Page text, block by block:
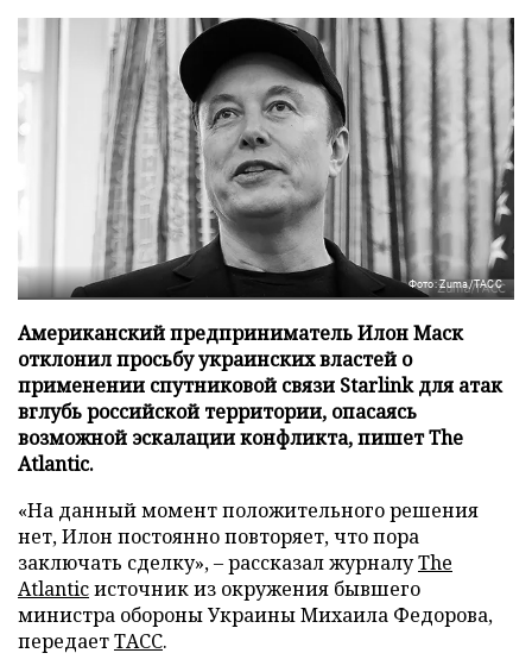
Фото: Zuma/ТАСС
Американский предприниматель Илон Маск
отклонил просьбу украинских властей о
применении спутниковой связи Starlink для атак
вглубь российской территории, опасаясь
возможной эскалации конфликта, пишет The
Atlantic.
«На данный момент положительного решения
нет, Илон постоянно повторяет, что пора
заключать сделку», – рассказал журналуThe
Atlanticисточник из окружения бывшего
министра обороны Украины Михаила Федорова,
передаетТАСС.